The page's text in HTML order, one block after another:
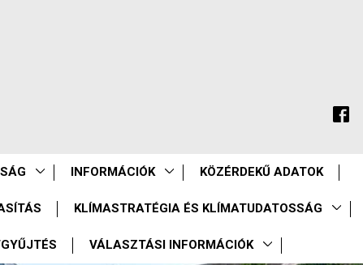
INFORMÁCIÓK KÖZÉRDEKŰ ADATOK
KLÍMASTRATÉGIA ÉS KLÍMATUDATOSSÁG
VÁLASZTÁSI INFORMÁCIÓK